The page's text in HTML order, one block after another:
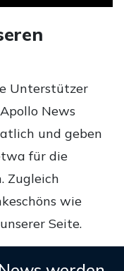
Unterstützer
News
und geben
für die
Zugleich
wie
Seite.